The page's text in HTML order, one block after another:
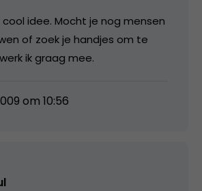
cool idee. Mocht je nog mensen
of zoek je handjes om te
ik graag mee.
om 10:56